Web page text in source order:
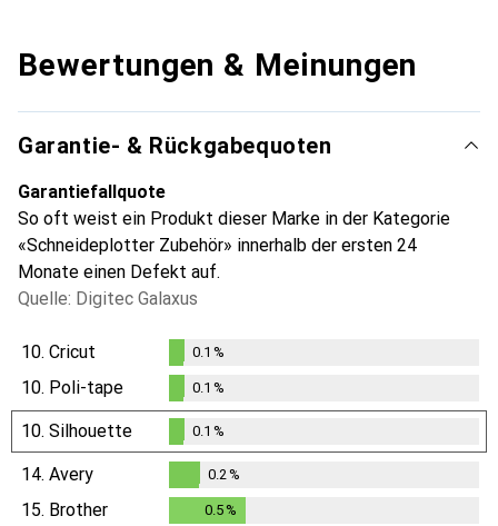
Bewertungen & Meinungen
Garantie- & Rückgabequoten
Garantiefallquote
So oft weist ein Produkt dieser Marke in der Kategorie
«Schneideplotter Zubehör» innerhalb der ersten 24
Monate einen Defekt auf.
Quelle: Digitec Galaxus
10. Cricut
%
0.1 %
10. Poli-tape
0.1%
0.1 %
10. Silhouette
0.1%
0.1 %
14. Avery
0.2%
0.2 %
15. Brother 0.5 %